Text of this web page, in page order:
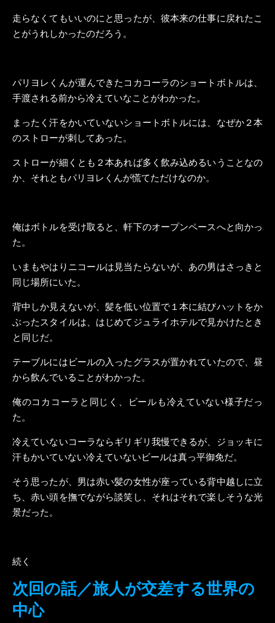
走らなくてもいいのにと思ったが、彼本来の仕事に戻れたこ
とがうれしかったのだろう。
パリヨレくんが運んできたコカコーラのショートボトルは、
手渡される前から冷えていなことがわかった。
まったく汗をかいていないショートボトルには、なぜか２本
のストローが刺してあった。
ストローが細くとも２本あれば多く飲み込めるいうことなの
か、それともパリヨレくんが慌てただけなのか。
俺はボトルを受け取ると、軒下のオープンペースへと向かっ
た。
いまもやはりニコールは見当たらないが、あの男はさっきと
同じ場所にいた。
背中しか見えないが、髪を低い位置で１本に結びハットをか
ぶったスタイルは、はじめてジュライホテルで見かけたとき
と同じだ。
テーブルにはビールの入ったグラスが置かれていたので、昼
から飲んでいることがわかった。
俺のコカコーラと同じく、ビールも冷えていない様子だっ
た。
冷えていないコーラならギリギリ我慢できるが、ジョッキに
汗もかいていない冷えていないビールは真っ平御免だ。
そう思ったが、男は赤い髪の女性が座っている背中越しに立
ち、赤い頭を撫でながら談笑し、それはそれで楽しそうな光
景だった。
続く
次回の話／旅人が交差する世界の
中心